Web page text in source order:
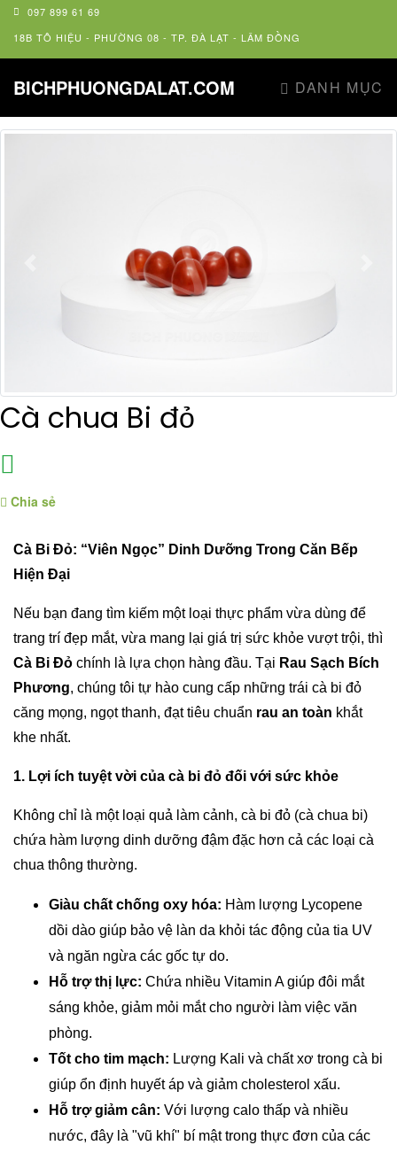
097 899 61 69
18B TÔ HIỆU - PHƯỜNG 08 - TP. ĐÀ LẠT - LÂM ĐỒNG
BICHPHUONGDALAT.COM DANH MỤC
Cà chua Bi đỏ
Chia sẻ
Cà Bi Đỏ: “Viên Ngọc” Dinh Dưỡng Trong Căn Bếp
Hiện Đại
Nếu bạn đang tìm kiếm một loại thực phẩm vừa dùng để
trang trí đẹp mắt, vừa mang lại giá trị sức khỏe vượt trội, thì
Cà Bi Đỏ chính là lựa chọn hàng đầu. Tại Rau Sạch Bích
Phương, chúng tôi tự hào cung cấp những trái cà bi đỏ
căng mọng, ngọt thanh, đạt tiêu chuẩn rau an toàn khắt
khe nhất.
1. Lợi ích tuyệt vời của cà bi đỏ đối với sức khỏe
Không chỉ là một loại quả làm cảnh, cà bi đỏ (cà chua bi)
chứa hàm lượng dinh dưỡng đậm đặc hơn cả các loại cà
chua thông thường.
Giàu chất chống oxy hóa: Hàm lượng Lycopene
dồi dào giúp bảo vệ làn da khỏi tác động của tia UV
và ngăn ngừa các gốc tự do.
Hỗ trợ thị lực: Chứa nhiều Vitamin A giúp đôi mắt
sáng khỏe, giảm mỏi mắt cho người làm việc văn
phòng.
Tốt cho tim mạch: Lượng Kali và chất xơ trong cà bi
giúp ổn định huyết áp và giảm cholesterol xấu.
Hỗ trợ giảm cân: Với lượng calo thấp và nhiều
nước, đây là "vũ khí" bí mật trong thực đơn của các